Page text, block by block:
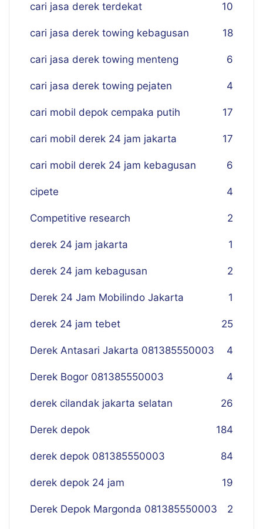
cari jasa derek terdekat 10
cari jasa derek towing kebagusan 18
cari jasa derek towing menteng 6
cari jasa derek towing pejaten 4
cari mobil depok cempaka putih 17
cari mobil derek 24 jam jakarta 17
cari mobil derek 24 jam kebagusan 6
cipete 4
Competitive research 2
derek 24 jam jakarta 1
derek 24 jam kebagusan 2
Derek 24 Jam Mobilindo Jakarta 1
derek 24 jam tebet 25
Derek Antasari Jakarta 081385550003 4
Derek Bogor 081385550003 4
derek cilandak jakarta selatan 26
Derek depok 184
derek depok 081385550003 84
derek depok 24 jam 19
Derek Depok Margonda 081385550003 2